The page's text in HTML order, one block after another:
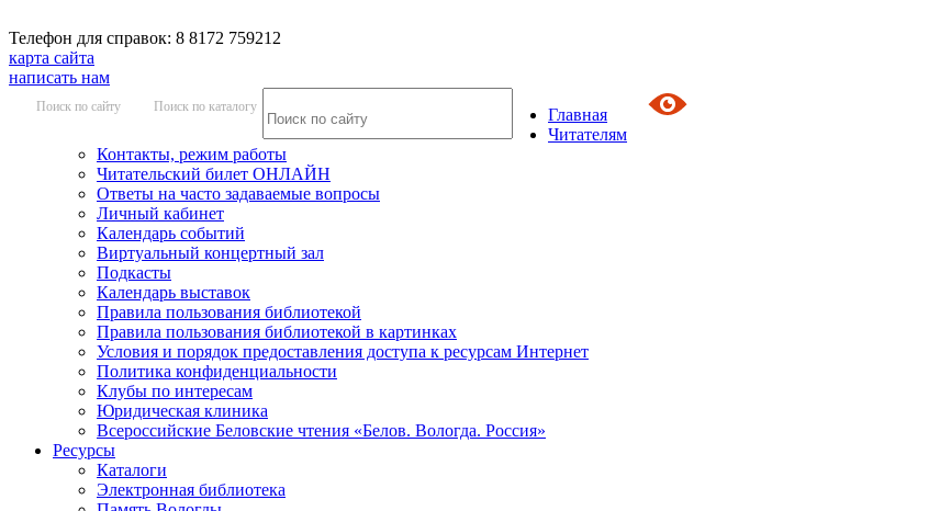
Телефон для справок: 8 8172 759212
карта сайта
написать нам
Поиск по сайту Поиск по каталогу
Главная
Читателям
Контакты, режим работы
Читательский билет ОНЛАЙН
Ответы на часто задаваемые вопросы
Личный кабинет
Календарь событий
Виртуальный концертный зал
Подкасты
Календарь выставок
Правила пользования библиотекой
Правила пользования библиотекой в картинках
Условия и порядок предоставления доступа к ресурсам Интернет
Политика конфиденциальности
Клубы по интересам
Юридическая клиника
Всероссийские Беловские чтения «Белов. Вологда. Россия»
Ресурсы
Каталоги
Электронная библиотека